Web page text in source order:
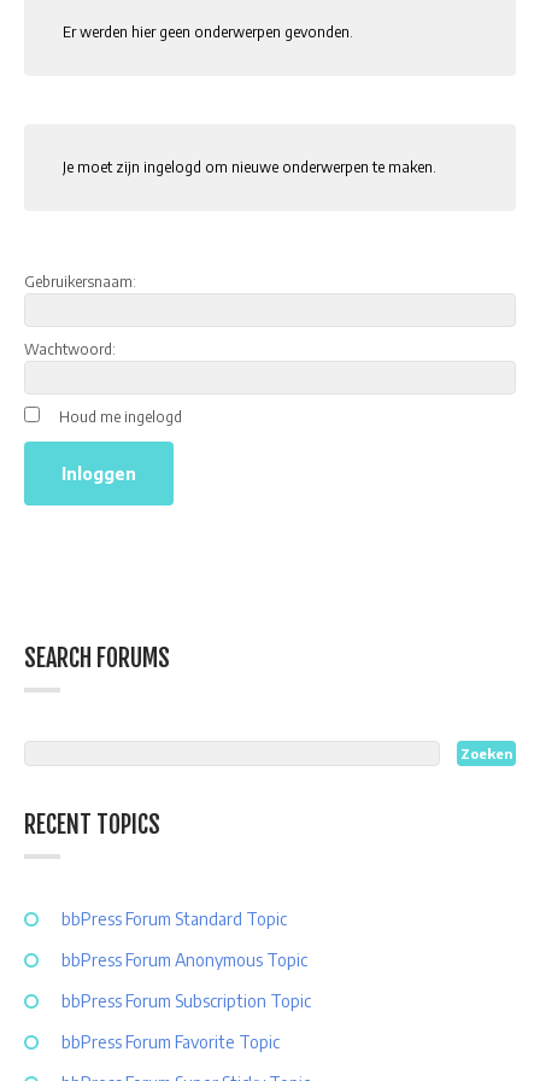
Er werden hier geen onderwerpen gevonden.
Je moet zijn ingelogd om nieuwe onderwerpen te maken.
Gebruikersnaam:
Wachtwoord:
Houd me ingelogd
Inloggen
SEARCH FORUMS
RECENT TOPICS
bbPress Forum Standard Topic
bbPress Forum Anonymous Topic
bbPress Forum Subscription Topic
bbPress Forum Favorite Topic